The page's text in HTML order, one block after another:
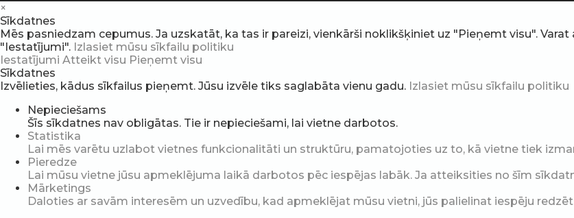
×
Sīkdatnes
Mēs pasniedzam cepumus. Ja uzskatāt, ka tas ir pareizi, vienkārši noklikšķiniet uz "Pieņemt visu".
"Iestatījumi". Izlasiet mūsu sīkfailu politiku
Iestatījumi Atteikt visu Pieņemt visu
Sīkdatnes
Izvēlieties, kādus sīkfailus pieņemt. Jūsu izvēle tiks saglabāta vienu gadu. Izlasiet mūsu sīkfailu politiku
Nepieciešams
Šīs sīkdatnes nav obligātas. Tie ir nepieciešami, lai vietne darbotos.
Statistika
Lai mēs varētu uzlabot vietnes funkcionalitāti un struktūru, pamatojoties uz to, kā vietne tiek
Pieredze
Lai mūsu vietne jūsu apmeklējuma laikā darbotos pēc iespējas labāk. Ja atteiksities no šīm
Mārketings
Daloties ar savām interesēm un uzvedību, kad apmeklējat mūsu vietni, jūs palielinat iespēju